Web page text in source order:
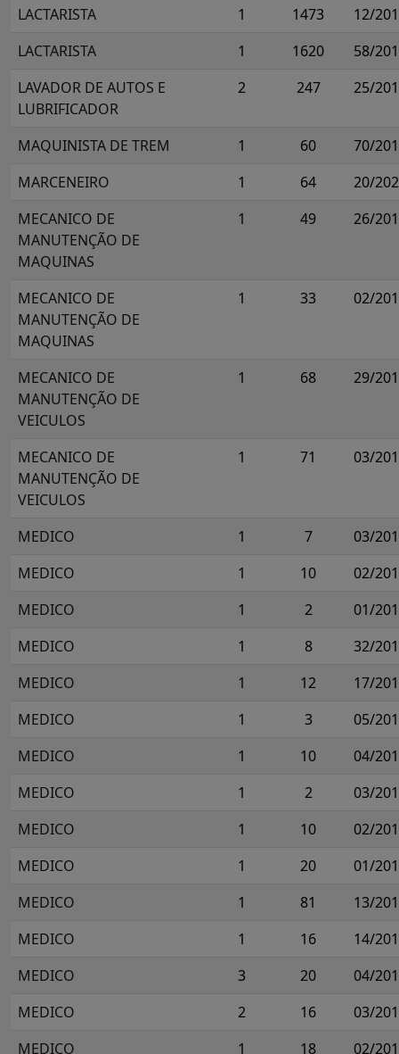
LACTARISTA 1 1473
12/
LACTARISTA
1 1620
58/
LAVADOR DE AUTOS E
LUBRIFICADOR
2 247 25/
MAQUINISTA DE TREM 1 60
70/
MARCENEIRO
1 64
20/
MECANICO DE
MANUTENÇÃO DE
MAQUINAS
1 49 26/
MECANICO DE
MANUTENÇÃO DE
MAQUINAS
1 33 02/
MECANICO DE
MANUTENÇÃO DE
VEICULOS
1 68 29/
MECANICO DE
MANUTENÇÃO DE
VEICULOS
1 71 03/
MEDICO 1 7
03/
MEDICO
1 10
02/
MEDICO
1 2
01/
MEDICO
1 8
32/
MEDICO
1 12
17/
MEDICO
1 3
05/
MEDICO
1 10
04/
MEDICO
1 2
03/
MEDICO
1 10
02/
MEDICO
1 20
01/
MEDICO
1 81
13/
MEDICO
1 16
14/
MEDICO
3 20
04/
MEDICO
2 16
03/
MEDICO
1 18 02/